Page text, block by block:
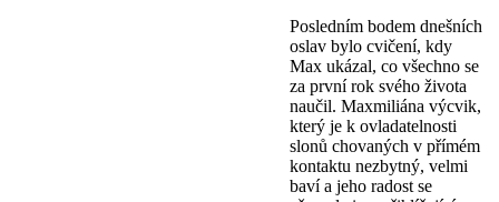
Posledním bodem dnešních
oslav bylo cvičení, kdy
Max ukázal, co všechno se
za první rok svého života
naučil. Maxmiliána výcvik,
který je k ovladatelnosti
slonů chovaných v přímém
kontaktu nezbytný, velmi
baví a jeho radost se